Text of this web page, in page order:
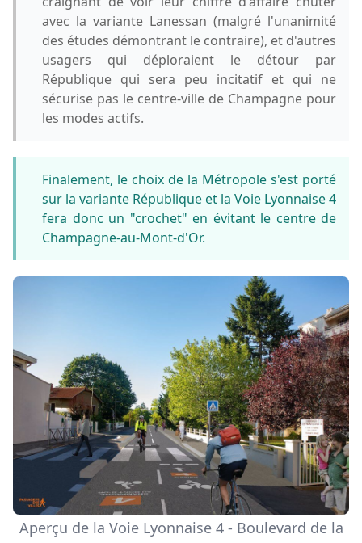
avec la variante Lanessan (malgré l'unanimité
des études démontrant le contraire), et d'autres
usagers qui déploraient le détour par
République qui sera peu incitatif et qui ne
sécurise pas le centre-ville de Champagne pour
les modes actifs.
Finalement, le choix de la Métropole s'est porté
sur la variante République et la Voie Lyonnaise 4
fera donc un "crochet" en évitant le centre de
Champagne-au-Mont-d'Or.
Aperçu de la Voie Lyonnaise 4 - Boulevard de la